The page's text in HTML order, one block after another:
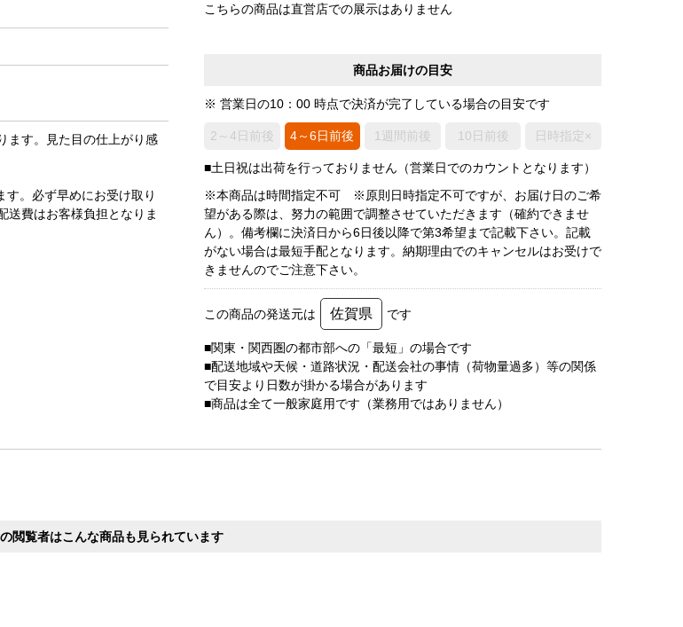
こちらの商品は直営店での展示はありません
商品お届けの目安
※ 営業日の10：00 時点で決済が完了している場合の目安です
2～4日前後 4～6日前後 1週間前後 10日前後 日時指定×
■土日祝は出荷を行っておりません（営業日でのカウントとなります）
※本商品は時間指定不可 ※原則日時指定不可ですが、お届け日のご希
望がある際は、努力の範囲で調整させていただきます（確約できませ
ん）。備考欄に決済日から6日後以降で第3希望まで記載下さい。記載
がない場合は最短手配となります。納期理由でのキャンセルはお受けで
きませんのでご注意下さい。
この商品の発送元は 佐賀県 です
■関東・関西圏の都市部への「最短」の場合です
■配送地域や天候・道路状況・配送会社の事情（荷物量過多）等の関係
で目安より日数が掛かる場合があります
■商品は全て一般家庭用です（業務用ではありません）
ます。見た目の仕上がり感
。必ず早めにお受け取り
送費はお客様負担となりま
閲覧者はこんな商品も見られています